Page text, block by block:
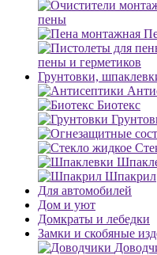
пены
пены и герметиков
Грунтовки,
Биотекс
Шпакрил
Для автомобилей
Дом и уют
Домкраты и лебедки
Замки и скобяные